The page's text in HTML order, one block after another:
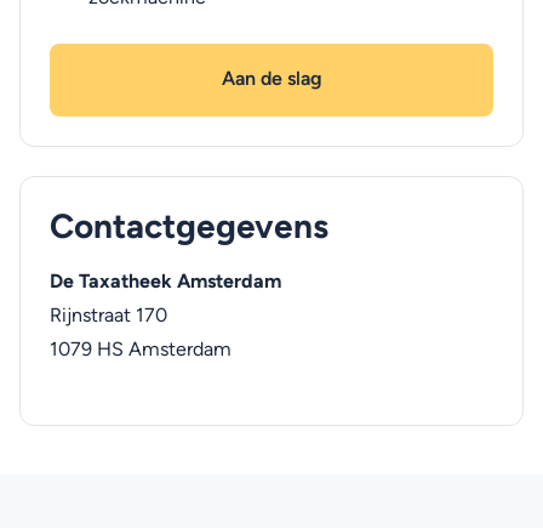
Aan de slag
Contactgegevens
De Taxatheek Amsterdam
Rijnstraat 170
1079 HS Amsterdam